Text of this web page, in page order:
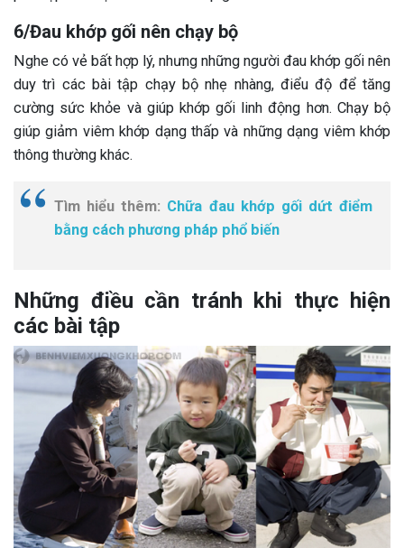
6/Đau khớp gối nên chạy bộ
Nghe có vẻ bất hợp lý, nhưng những người đau khớp gối nên
duy trì các bài tập chạy bộ nhẹ nhàng, điểu độ để tăng
cường sức khỏe và giúp khớp gối linh động hơn. Chạy bộ
giúp giảm viêm khớp dạng thấp và những dạng viêm khớp
thông thường khác.
Tìm hiểu thêm: Chữa đau khớp gối dứt điểm
bằng cách phương pháp phổ biến
Những điều cần tránh khi thực hiện
các bài tập